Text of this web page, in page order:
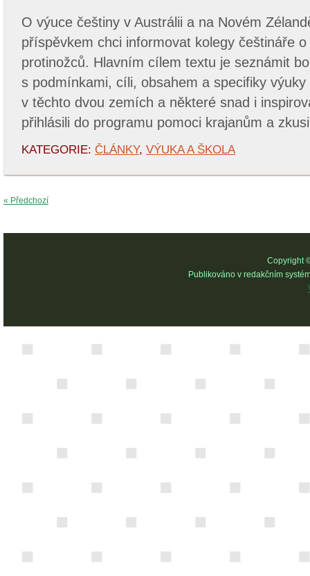
O výuce češtiny v Austrálii a na Novém
příspěvkem chci informovat kolegy češtináře
protinožců. Hlavním cílem textu je seznámit
s podmínkami, cíli, obsahem a specifiky
v těchto dvou zemích a některé snad i
přihlásili do programu pomoci krajanům a
KATEGORIE: ČLÁNKY, VÝUKA A ŠKOLA
« Předchozí
Copyright
Publikováno v redakčním